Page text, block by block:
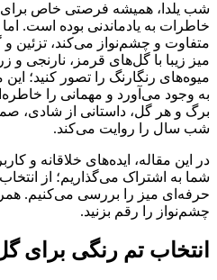
شب یلدا، همیشه فرصتی خاص
خاطرات به‌ یادماندنی بوده است.
متفاوت و چشم‌نواز می‌کند، تزئین
میز زیبا با گل‌های قرمز، نارنجی و
میوه‌های رنگارنگ را تصور کنید؛ این
به وجود می‌آورد و مهمانی را
برگ و هر گل، داستانی از شادی،
شب سال را روایت می‌کند.
در این مقاله، ایده‌های خلاقانه و
شما به اشتراک می‌گذاریم؛ از
حرفه‌ای میز را بررسی می‌کنیم.
چشم‌نواز را رقم بزنید.
انتخاب تم رنگی برای